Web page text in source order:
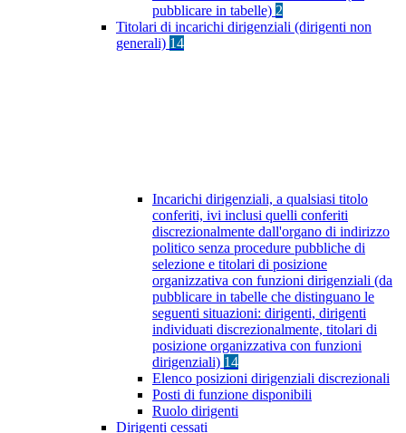
pubblicare in tabelle) 2
Titolari di incarichi dirigenziali (dirigenti non
generali) 14
Incarichi dirigenziali, a qualsiasi titolo
conferiti, ivi inclusi quelli conferiti
discrezionalmente dall'organo di indirizzo
politico senza procedure pubbliche di
selezione e titolari di posizione
organizzativa con funzioni dirigenziali (da
pubblicare in tabelle che distinguano le
seguenti situazioni: dirigenti, dirigenti
individuati discrezionalmente, titolari di
posizione organizzativa con funzioni
dirigenziali) 14
Elenco posizioni dirigenziali discrezionali
Posti di funzione disponibili
Ruolo dirigenti
Dirigenti cessati